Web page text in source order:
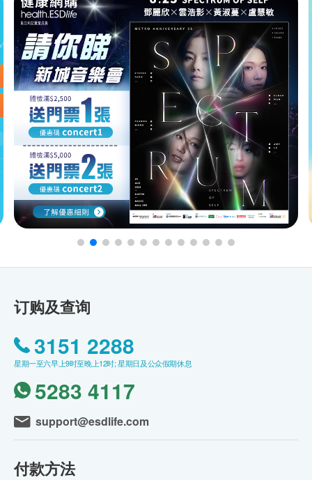
订购及查询
3151 2288
星期一至六早上9时至晚上12时; 星期日及公众假期休息
5283 4117
support@esdlife.com
付款方法